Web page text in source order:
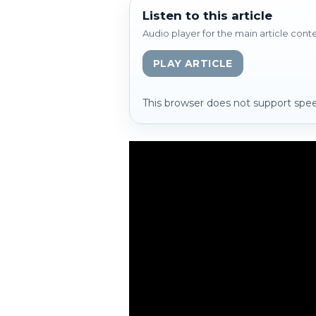
Listen to this article
Audio player for the main article
PLAY ARTICLE
This browser does not support